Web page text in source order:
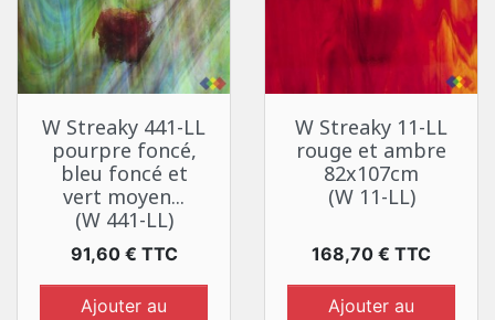
W Streaky 441-LL
pourpre foncé,
bleu foncé et
vert moyen...
(W 441-LL)
Prix
91,60 € TTC
Ajouter au
W Streaky 11-LL
rouge et ambre
82x107cm
(W 11-LL)
Prix
168,70 € TTC
Ajouter au